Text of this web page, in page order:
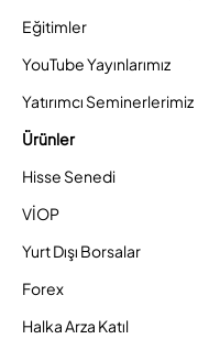
Eğitimler
YouTube Yayınlarımız
Yatırımcı Seminerlerimiz
Ürünler
Hisse Senedi
VİOP
Yurt Dışı Borsalar
Forex
Halka Arza Katıl